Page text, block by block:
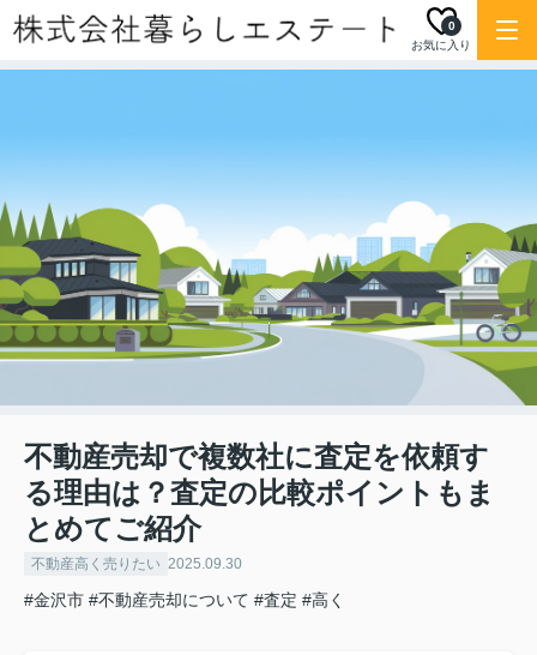
お気に入り
0
不動産売却で複数社に査定を依頼す
る理由は？査定の比較ポイントもま
とめてご紹介
不動産高く売りたい 2025.09.30
#金沢市 #不動産売却について #査定 #高く